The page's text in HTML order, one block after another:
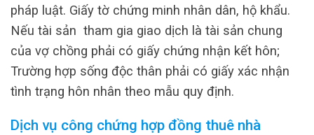
pháp luật. Giấy tờ chứng minh nhân dân, hộ khẩu.
Nếu tài sản tham gia giao dịch là tài sản chung
của vợ chồng phải có giấy chứng nhận kết hôn;
Trường hợp sống độc thân phải có giấy xác nhận
tình trạng hôn nhân theo mẫu quy định.
Dịch vụ công chứng hợp đồng thuê nhà